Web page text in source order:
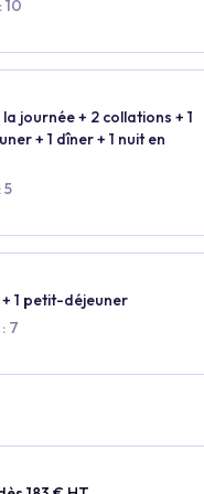
journée + 2 collations + 1
+ 1 dîner + 1 nuit en
5
1 petit-déjeuner
7